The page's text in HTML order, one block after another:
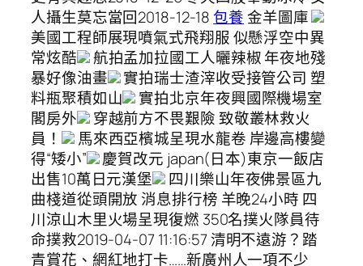
人攝生莫忘當回2018-12-18包養金羊圖庫
美國工程師展現噴氣式飛翔服 似懸浮空中異
常炫酷
航拍孟加拉國工人曬辣椒 年夜地殘
暴好像油畫
實拍瑞士渣滓收受接管公司 塑
料瓶聚積如山
實拍北京年夜興國際機場室
閣房外
穿越前方不畏艱險 致敬叢林救火
員！
馬來西亞檳城呈現水龍卷 岸邊高樓變
得“矮小”
慶賀改元 japan(日本)東京一飯店
出售10萬日元漢堡
四川樂山年夜佛景區九
曲棧道從頭開放 消息排行榜 羊晚24小時 四
川涼山木里火場呈現復燃 350名撲火隊員待
命撲救2019-04-07 11:16:57 清明不遠游？踏
青賞花、網紅地打卡……新廣州人一項不少